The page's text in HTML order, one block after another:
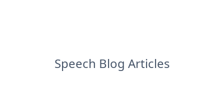
Speech Blog Articles